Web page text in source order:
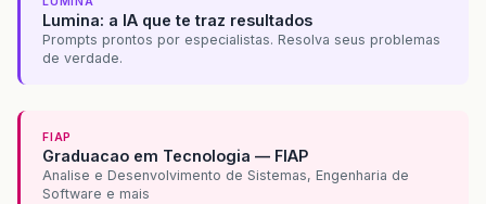
Lumina: a IA que te traz resultados
Prompts prontos por especialistas. Resolva seus problemas
de verdade.
FIAP
Graduacao em Tecnologia — FIAP
Analise e Desenvolvimento de Sistemas, Engenharia de
Software e mais